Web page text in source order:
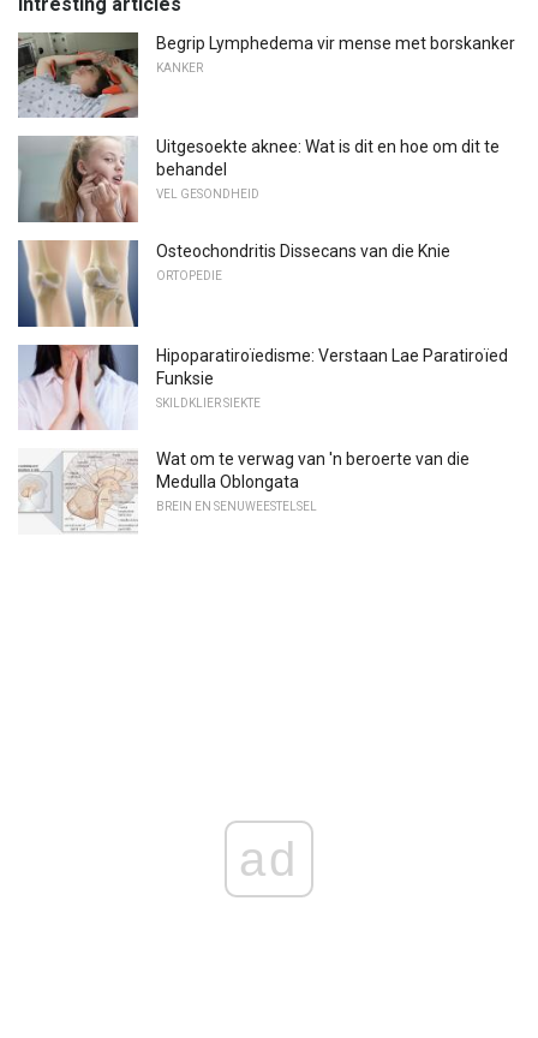
Begrip Lymphedema vir mense met borskanker
KANKER
Uitgesoekte aknee: Wat is dit en hoe om dit te
behandel
VEL GESONDHEID
Osteochondritis Dissecans van die Knie
ORTOPEDIE
Hipoparatiroïedisme: Verstaan ​​Lae Paratiroïed
Funksie
SKILDKLIER SIEKTE
Wat om te verwag van 'n beroerte van die
Medulla Oblongata
BREIN EN SENUWEESTELSEL
ad